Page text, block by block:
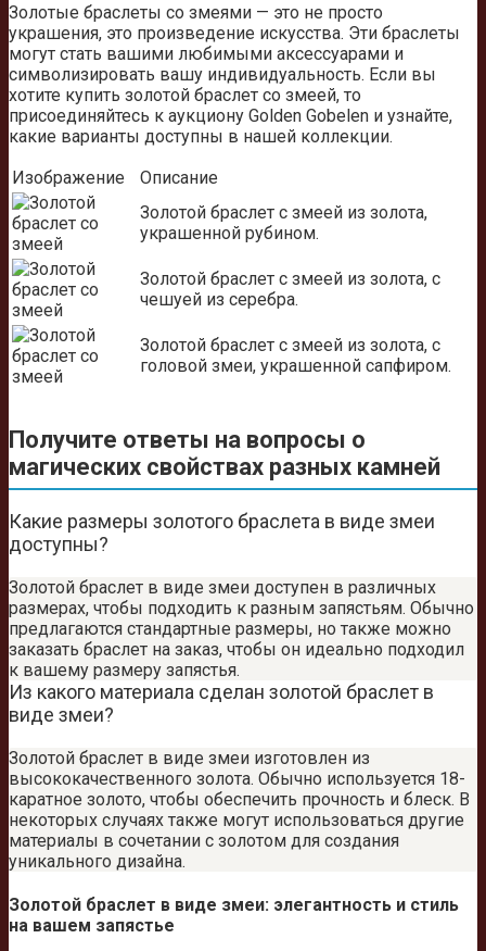
Золотые браслеты со змеями — это не просто
украшения, это произведение искусства. Эти браслеты
могут стать вашими любимыми аксессуарами и
символизировать вашу индивидуальность. Если вы
хотите купить золотой браслет со змеей, то
присоединяйтесь к аукциону Golden Gobelen и узнайте,
какие варианты доступны в нашей коллекции.
Изображение
Описание
Золотой браслет с змеей из золота,
украшенной рубином.
Золотой браслет с змеей из золота, с
чешуей из серебра.
Золотой браслет с змеей из золота, с
головой змеи, украшенной сапфиром.
Получите ответы на вопросы о
магических свойствах разных камней
Какие размеры золотого браслета в виде змеи
доступны?
Золотой браслет в виде змеи доступен в различных
размерах, чтобы подходить к разным запястьям. Обычно
предлагаются стандартные размеры, но также можно
заказать браслет на заказ, чтобы он идеально подходил
к вашему размеру запястья.
Из какого материала сделан золотой браслет в
виде змеи?
Золотой браслет в виде змеи изготовлен из
высококачественного золота. Обычно используется 18-
каратное золото, чтобы обеспечить прочность и блеск. В
некоторых случаях также могут использоваться другие
материалы в сочетании с золотом для создания
уникального дизайна.
Золотой браслет в виде змеи: элегантность и стиль
на вашем запястье